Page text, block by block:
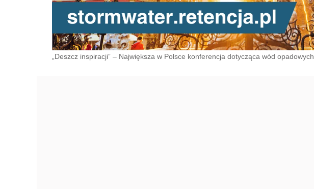
„Deszcz inspiracji” – Największa w Polsce konferencja dotycząca wód opadowych